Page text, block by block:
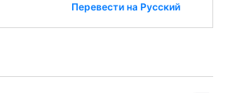
Перевести на Русский